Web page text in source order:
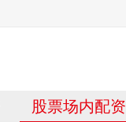
股票场内配资